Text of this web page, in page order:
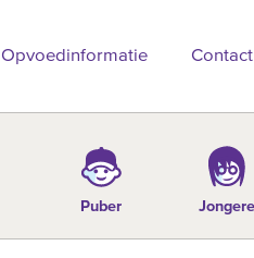
Opvoedinformatie Contact
Puber Jongere